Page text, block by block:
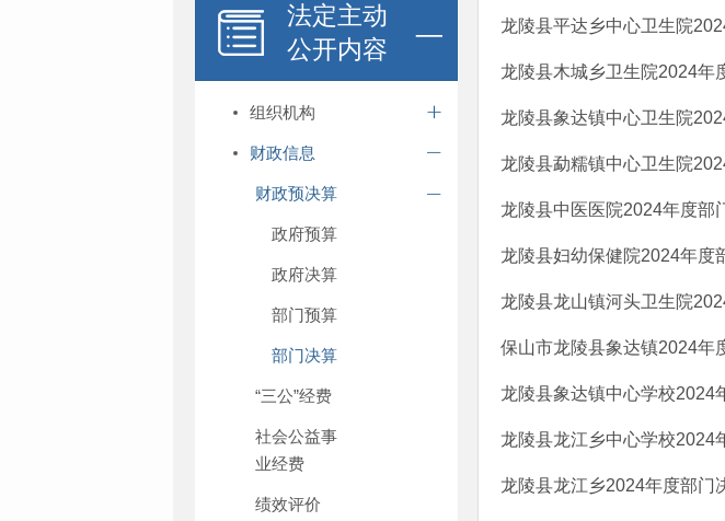
法定主动
公开内容
组织机构
财政信息
财政预决算
政府预算
政府决算
部门预算
部门决算
“三公”经费
社会公益事
业经费
绩效评价
龙陵县平达乡中心卫生院
龙陵县木城乡卫生院2024年
龙陵县象达镇中心卫生院
龙陵县勐糯镇中心卫生院
龙陵县中医医院2024年度部
龙陵县妇幼保健院2024年度
龙陵县龙山镇河头卫生院
保山市龙陵县象达镇2024年
龙陵县象达镇中心学校2024
龙陵县龙江乡中心学校2024
龙陵县龙江乡2024年度部门